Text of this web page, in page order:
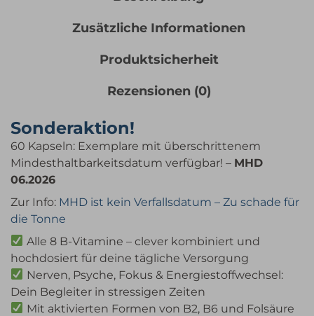
Zusätzliche Informationen
Produktsicherheit
Rezensionen (0)
Sonderaktion!
60 Kapseln: Exemplare mit überschrittenem
Mindesthaltbarkeitsdatum verfügbar! – MHD
06.2026
Zur Info: MHD ist kein Verfallsdatum – Zu schade für
die Tonne
Alle 8 B-Vitamine – clever kombiniert und
hochdosiert für deine tägliche Versorgung
Nerven, Psyche, Fokus & Energiestoffwechsel:
Dein Begleiter in stressigen Zeiten
Mit aktivierten Formen von B2, B6 und Folsäure